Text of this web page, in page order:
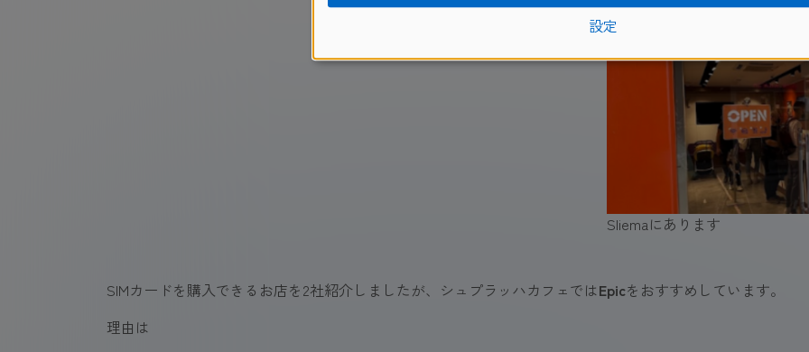
Sliemaにあります
SIMカードを購入できるお店を2社紹介しましたが、シュプラッハカフェではEpicをおすすめしています。
理由は
設定